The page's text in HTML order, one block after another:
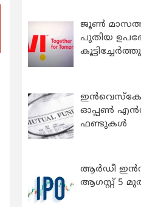
ജൂൺ
പുതിയ
കൂട്ടിച്ചേർത്തു
ഇന്‍വെസ്കോ
ഓപ്പണ്‍
ഫണ്ടുകള്‍
ആർഡീ
ആഗസ്റ്റ് 5